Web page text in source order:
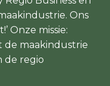
Ons
Onze missie:
de maakindustrie
de regio